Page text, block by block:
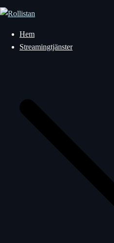
Hoppa
innehållHem
Streamingtjänster